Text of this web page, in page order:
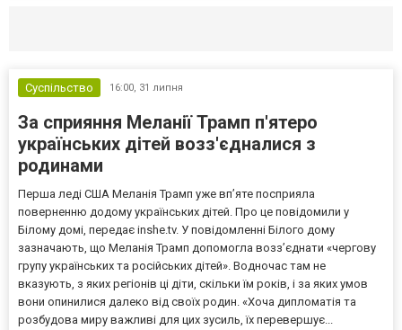
Суспільство 16:00, 31 липня
За сприяння Меланії Трамп п'ятеро
українських дітей возз'єдналися з
родинами
Перша леді США Меланія Трамп уже впʼяте посприяла
поверненню додому українських дітей. Про це повідомили у
Білому домі, передає inshe.tv. У повідомленні Білого дому
зазначають, що Меланія Трамп допомогла возз’єднати «чергову
групу українських та російських дітей». Водночас там не
вказують, з яких регіонів ці діти, скільки їм років, і за яких умов
вони опинилися далеко від своїх родин. «Хоча дипломатія та
розбудова миру важливі для цих зусиль, їх перевершує...